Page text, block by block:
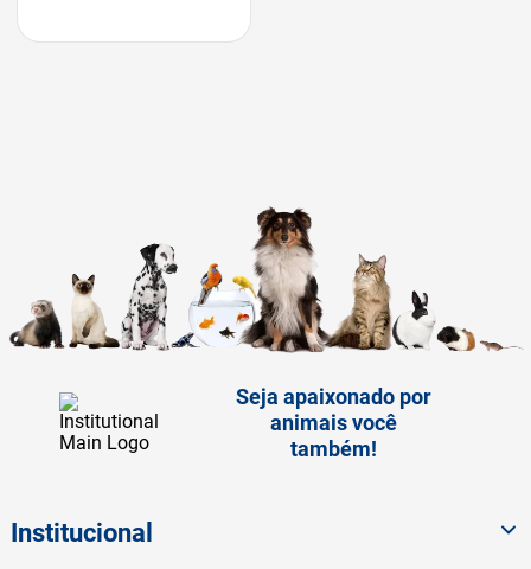
Seja apaixonado por
animais você
também!
Institucional